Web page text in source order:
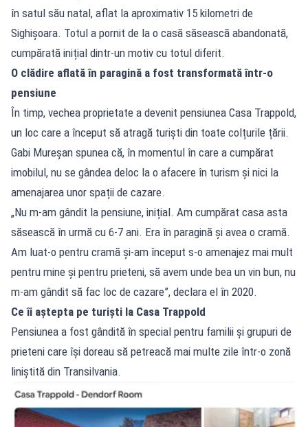
în satul său natal, aflat la aproximativ 15 kilometri de
Sighișoara. Totul a pornit de la o casă săsească abandonată,
cumpărată inițial dintr-un motiv cu totul diferit.
O clădire aflată în paragină a fost transformată într-o
pensiune
În timp, vechea proprietate a devenit pensiunea Casa Trappold,
un loc care a început să atragă turiști din toate colțurile țării.
Gabi Mureșan spunea că, în momentul în care a cumpărat
imobilul, nu se gândea deloc la o afacere în turism și nici la
amenajarea unor spații de cazare.
„Nu m-am gândit la pensiune, inițial. Am cumpărat casa asta
săsească în urmă cu 6-7 ani. Era în paragină și avea o cramă.
Am luat-o pentru cramă și-am început s-o amenajez mai mult
pentru mine și pentru prieteni, să avem unde bea un vin bun, nu
m-am gândit să fac loc de cazare”, declara el în 2020.
Ce îi aștepta pe turiști la Casa Trappold
Pensiunea a fost gândită în special pentru familii și grupuri de
prieteni care își doreau să petreacă mai multe zile într-o zonă
liniștită din Transilvania.